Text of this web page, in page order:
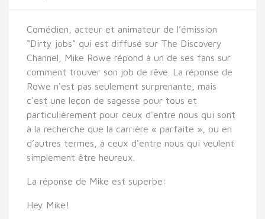
Comédien, acteur et animateur de l’émission
“Dirty jobs” qui est diffusé sur The Discovery
Channel, Mike Rowe répond à un de ses fans sur
comment trouver son job de rêve. La réponse de
Rowe n'est pas seulement surprenante, mais
c'est une leçon de sagesse pour tous et
particulièrement pour ceux d'entre nous qui sont
à la recherche que la carrière « parfaite », ou en
d’autres termes, à ceux d'entre nous qui veulent
simplement être heureux.
La réponse de Mike est superbe:
Hey Mike!